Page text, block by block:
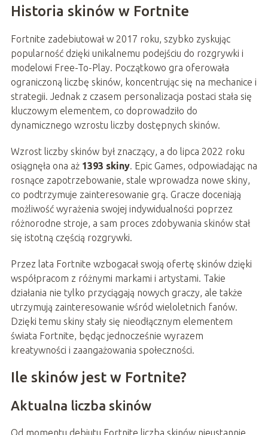
Historia skinów w Fortnite
Fortnite zadebiutował w 2017 roku, szybko zyskując
popularność dzięki unikalnemu podejściu do rozgrywki i
modelowi Free-To-Play. Początkowo gra oferowała
ograniczoną liczbę skinów, koncentrując się na mechanice i
strategii. Jednak z czasem personalizacja postaci stała się
kluczowym elementem, co doprowadziło do
dynamicznego wzrostu liczby dostępnych skinów.
Wzrost liczby skinów był znaczący, a do lipca 2022 roku
osiągnęła ona aż 1393 skiny. Epic Games, odpowiadając na
rosnące zapotrzebowanie, stale wprowadza nowe skiny,
co podtrzymuje zainteresowanie grą. Gracze doceniają
możliwość wyrażenia swojej indywidualności poprzez
różnorodne stroje, a sam proces zdobywania skinów stał
się istotną częścią rozgrywki.
Przez lata Fortnite wzbogacał swoją ofertę skinów dzięki
współpracom z różnymi markami i artystami. Takie
działania nie tylko przyciągają nowych graczy, ale także
utrzymują zainteresowanie wśród wieloletnich fanów.
Dzięki temu skiny stały się nieodłącznym elementem
świata Fortnite, będąc jednocześnie wyrazem
kreatywności i zaangażowania społeczności.
Ile skinów jest w Fortnite?
Aktualna liczba skinów
Od momentu debiutu Fortnite liczba skinów nieustannie